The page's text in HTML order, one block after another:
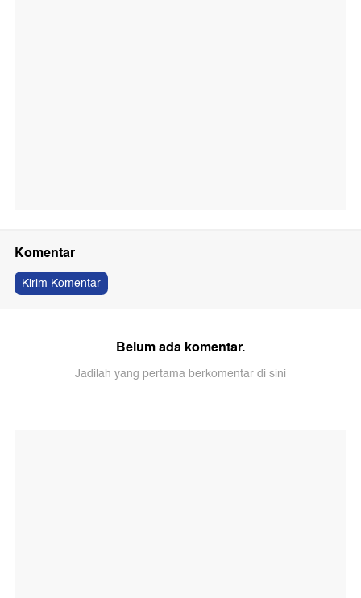
Komentar
Kirim Komentar
Belum ada komentar.
Jadilah yang pertama berkomentar di sini